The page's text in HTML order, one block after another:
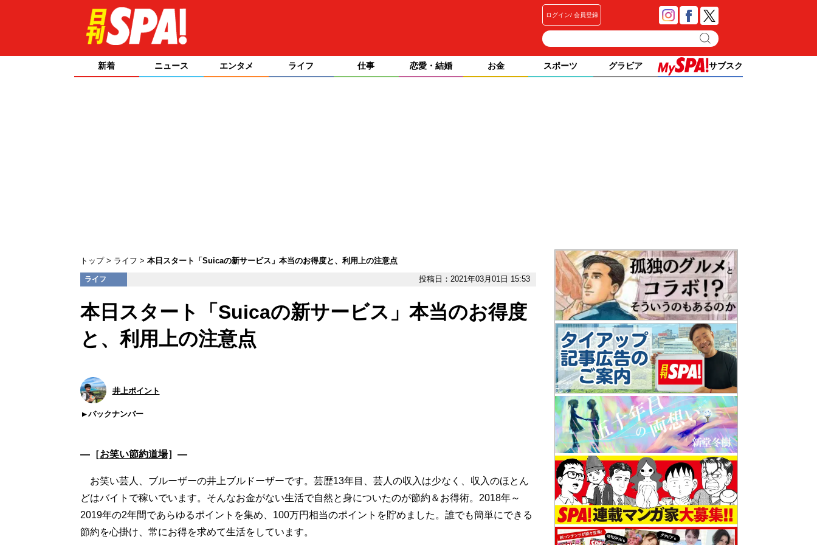
ログイン 会員登録
新着 ニュース エンタメ ライフ 仕事 恋愛・結婚 お金 スポーツ グラビア サブスク
トップ ライフ 本日スタート「Suicaの新サービス」本当のお得度と、利用上の注意点
ライフ 投稿日：2021年03月01日 15:53
本日スタート「Suicaの新サービス」本当のお得度
と、利用上の注意点
井上ポイント
バックナンバー
―［お笑い節約道場］―
お笑い芸人、ブルーザーの井上ブルドーザーです。芸歴13年目、芸人の収入は少なく、収入のほとん
どはバイトで稼いでいます。そんなお金がない生活で自然と身についたのが節約＆お得術。2018年～
2019年の2年間であらゆるポイントを集め、100万円相当のポイントを貯めました。誰でも簡単にできる
節約を心掛け、常にお得を求めて生活をしています。